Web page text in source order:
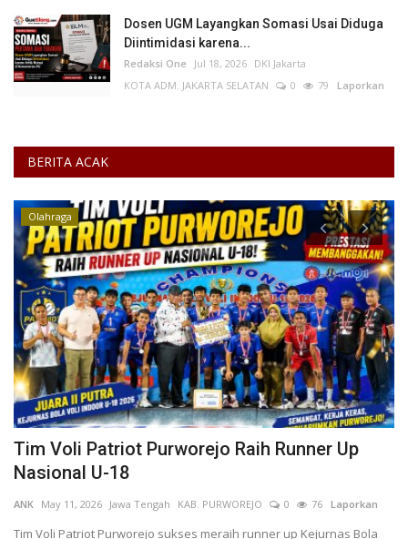
Dosen UGM Layangkan Somasi Usai Diduga
Diintimidasi karena...
Redaksi One Jul 18, 2026 DKI Jakarta
KOTA ADM. JAKARTA SELATAN
0 79 Laporkan
BERITA ACAK
Olahraga
Tim Voli Patriot Purworejo Raih Runner Up
Nasional U-18
ANK May 11, 2026 Jawa Tengah KAB. PURWOREJO 0 76 Laporkan
Tim Voli Patriot Purworejo sukses meraih runner up Kejurnas Bola